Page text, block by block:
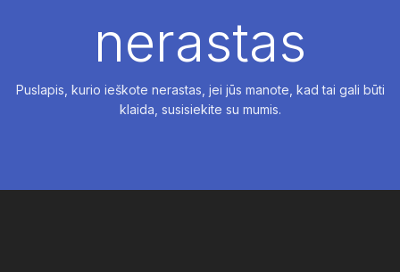
nerastas
Puslapis, kurio ieškote nerastas, jei jūs manote, kad tai gali būti
klaida, susisiekite su mumis.